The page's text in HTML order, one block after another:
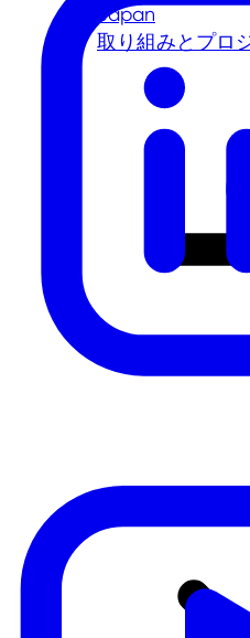
Japan
取り組みとプロ